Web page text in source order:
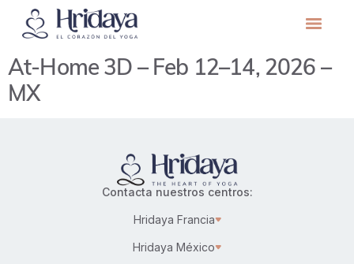
At-Home 3D – Feb 12–14, 2026 –
MX
Contacta nuestros centros:
Hridaya Francia
Hridaya México